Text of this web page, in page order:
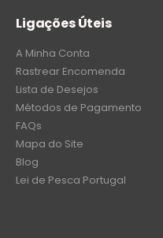
Ligações Úteis
A Minha Conta
Rastrear Encomenda
Lista de Desejos
Métodos de Pagamento
FAQs
Mapa do Site
Blog
Lei de Pesca Portugal